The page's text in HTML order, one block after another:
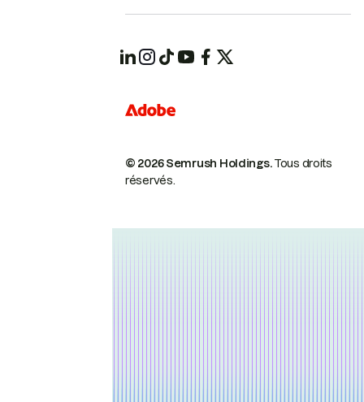
© 2026 Semrush Holdings.Tous droits
réservés.